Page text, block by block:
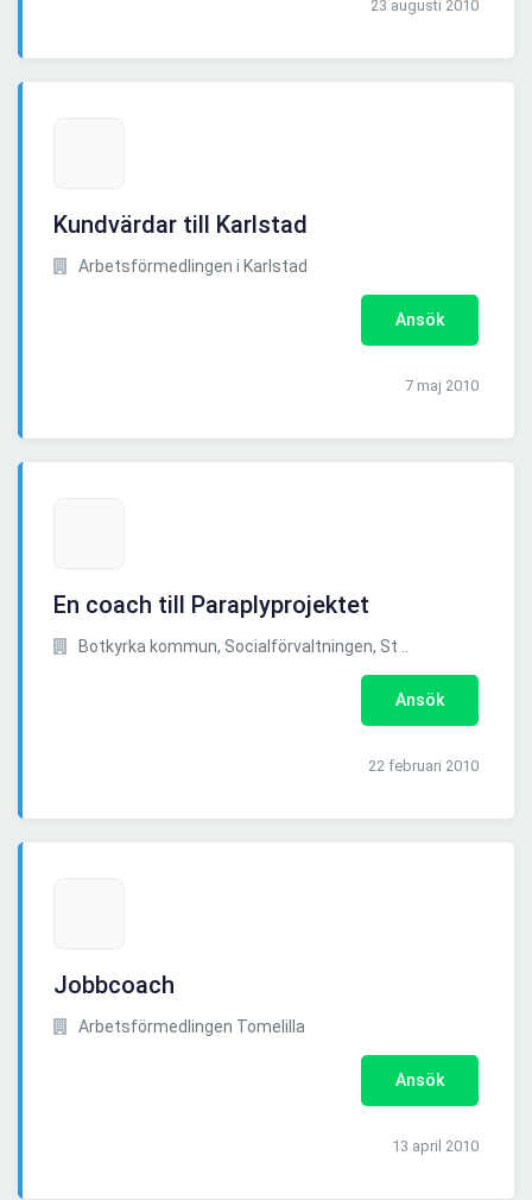
23 augusti 2010
Kundvärdar till Karlstad
Arbetsförmedlingen i Karlstad
Ansök
7 maj 2010
En coach till Paraplyprojektet
Botkyrka kommun, Socialförvaltningen, St ..
Ansök
22 februari 2010
Jobbcoach
Arbetsförmedlingen Tomelilla
Ansök
13 april 2010